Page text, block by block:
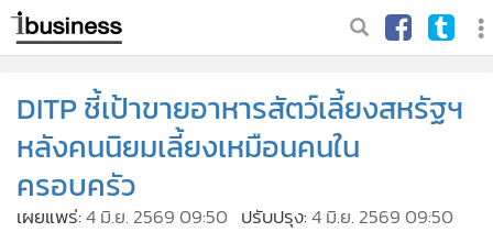
DITP ชี้เป้าขายอาหารสัตว์เลี้ยงสหรัฐฯ
หลังคนนิยมเลี้ยงเหมือนคนใน
ครอบครัว
เผยแพร่:4 มิ.ย. 2569 09:50 ปรับปรุง:4 มิ.ย. 2569 09:50